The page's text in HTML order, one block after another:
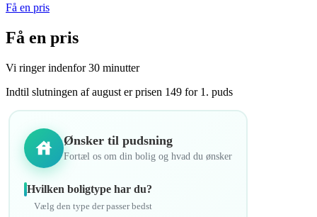
Få en pris
Få en pris
Vi ringer indenfor 30 minutter
Indtil slutningen af august er prisen 149 for 1. puds
Ønsker til pudsning
Fortæl os om din bolig og hvad du ønsker
Hvilken boligtype har du?
Vælg den type der passer bedst